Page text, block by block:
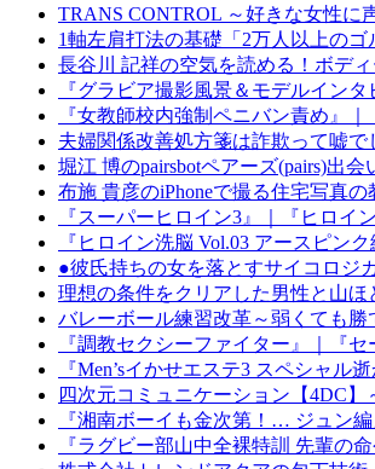
TRANS CONTROL ～好きな女性に
1軸左肩打法の基礎「2万人以上の
長谷川 記祥の空気を読める！ボデ
『グラビア撮影風景＆モデルイン
『女教師校内強制ペニバン責め』
夫婦関係改善処方箋は詐欺って嘘で
堀江 博のpairsbotペアーズ(pairs)出
布施 貴彦のiPhoneで撮る住宅写真
『スーパーヒロイン3』｜『ヒロイ
『ヒロイン洗脳 Vol.03 アースピン
●彼氏持ちの女を落とすサイコロジ
理想の条件をクリアした男性と山
バレーボール練習改革～弱くても
『調教セクシーファイター』｜『
『Men’sイかせエステ3 スペシャ
四次元コミュニケーション【4DC
『湘南ボーイも金次第！… ジュン編
『ラグビー部山中全裸特訓 先輩の